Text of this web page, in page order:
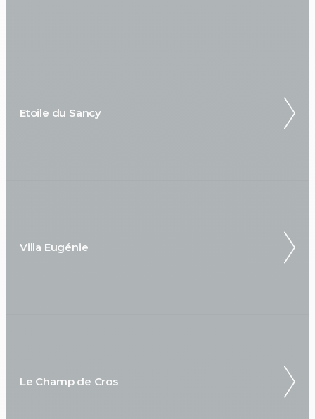
Etoile du Sancy
Villa Eugénie
Le Champ de Cros